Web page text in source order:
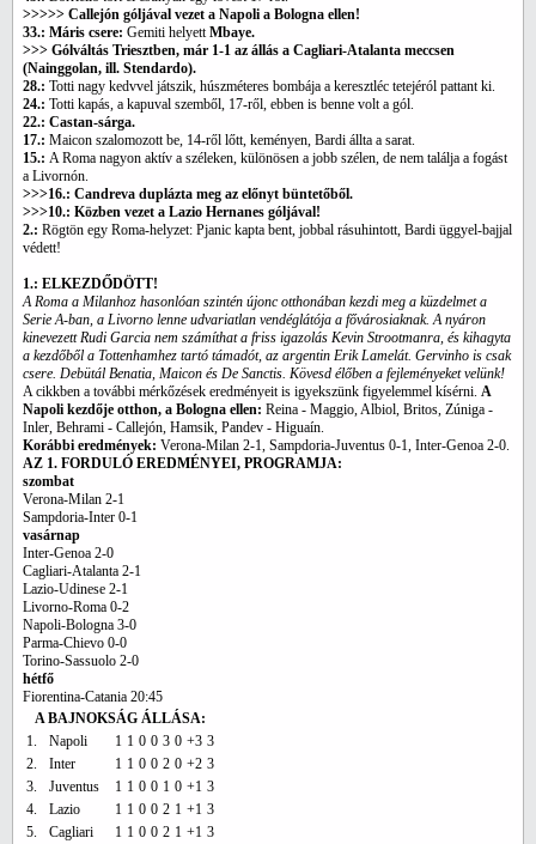
>>>>> Callejón góljával vezet a Napoli a Bologna ellen!
33.: Máris csere: Gemiti helyettMbaye.
>>> Gólváltás Triesztben, már 1-1 az állás a Cagliari-Atalanta meccsen
(Nainggolan, ill. Stendardo).
28.: Totti nagy kedvvel játszik, húszméteres bombája a keresztléc tetejéról pattant ki.
24.: Totti kapás, a kapuval szemből, 17-ről, ebben is benne volt a gól.
22.: Castan-sárga.
17.: Maicon szalomozott be, 14-ről lőtt, keményen, Bardi állta a sarat.
15.: A Roma nagyon aktív a széleken, különösen a jobb szélen, de nem találja a fogást
a Livornón.
>>>16.: Candreva duplázta meg az előnyt büntetőből.
>>>10.: Közben vezet a Lazio Hernanes góljával!
2.: Rögtön egy Roma-helyzet: Pjanic kapta bent, jobbal rásuhintott, Bardi üggyel-bajjal
védett!
1.: ELKEZDŐDÖTT!
A Roma a Milanhoz hasonlóan szintén újonc otthonában kezdi meg a küzdelmet a
Serie A-ban, a Livorno lenne udvariatlan vendéglátója a fővárosiaknak. A nyáron
kinevezett Rudi Garcia nem számíthat a friss igazolás Kevin Strootmanra, és kihagyta
a kezdőből a Tottenhamhez tartó támadót, az argentin Erik Lamelát. Gervinho is csak
csere. Debütál Benatia, Maicon és De Sanctis. Kövesd élőben a fejleményeket velünk!
A cikkben a további mérkőzések eredményeit is igyekszünk figyelemmel kísérni. A
Napoli kezdője otthon, a Bologna ellen: Reina - Maggio, Albiol, Britos, Zúniga -
Inler, Behrami - Callejón, Hamsik, Pandev - Higuaín.
Korábbi eredmények: Verona-Milan 2-1, Sampdoria-Juventus 0-1, Inter-Genoa 2-0.
AZ 1. FORDULÓ EREDMÉNYEI, PROGRAMJA:
szombat
Verona-Milan 2-1
Sampdoria-Inter 0-1
vasárnap
Inter-Genoa 2-0
Cagliari-Atalanta 2-1
Lazio-Udinese 2-1
Livorno-Roma 0-2
Napoli-Bologna 3-0
Parma-Chievo 0-0
Torino-Sassuolo 2-0
hétfő
Fiorentina-Catania 20:45
A BAJNOKSÁG ÁLLÁSA:
1.
Napoli 1 1 0 0 3 0 +3 3
2.
Inter 1 1 0 0 2 0 +2 3
3.
Juventus 1 1 0 0 1 0 +1 3
4.
Lazio 1 1 0 0 2 1 +1 3
5.
Cagliari 1 1 0 0 2 1 +1 3